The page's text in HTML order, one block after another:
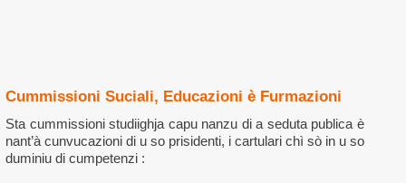
Cummissioni Suciali, Educazioni è Furmazioni
Sta cummissioni studiighja capu nanzu di a seduta publica è
nant’à cunvucazioni di u so prisidenti, i cartulari chì sò in u so
duminiu di cumpetenzi :